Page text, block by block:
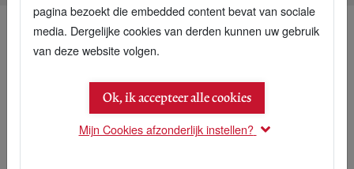
pagina bezoekt die embedded content bevat van sociale
media. Dergelijke cookies van derden kunnen uw gebruik
van deze website volgen.
Ok, ik accepteer alle cookies
Mijn Cookies afzonderlijk instellen?